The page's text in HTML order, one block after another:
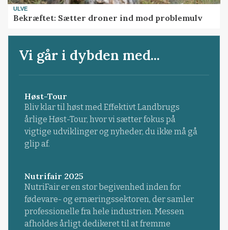
ULVE
Bekræftet: Sætter droner ind mod problemulv
Vi går i dybden med...
Høst-Tour
Bliv klar til høst med Effektivt Landbrugs
årlige Høst-Tour, hvor vi sætter fokus på
vigtige udviklinger og nyheder, du ikke må gå
glip af.
Nutrifair 2025
NutriFair er en stor begivenhed inden for
fødevare- og ernæringssektoren, der samler
professionelle fra hele industrien. Messen
afholdes årligt dedikeret til at fremme